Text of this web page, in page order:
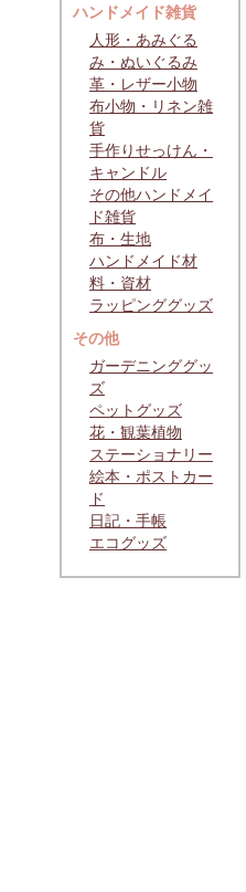
ハンドメイド雑貨
人形・あみぐる
み・ぬいぐるみ
革・レザー小物
布小物・リネン雑
貨
手作りせっけん・
キャンドル
その他ハンドメイ
ド雑貨
布・生地
ハンドメイド材
料・資材
ラッピンググッズ
その他
ガーデニンググッ
ズ
ペットグッズ
花・観葉植物
ステーショナリー
絵本・ポストカー
ド
日記・手帳
エコグッズ